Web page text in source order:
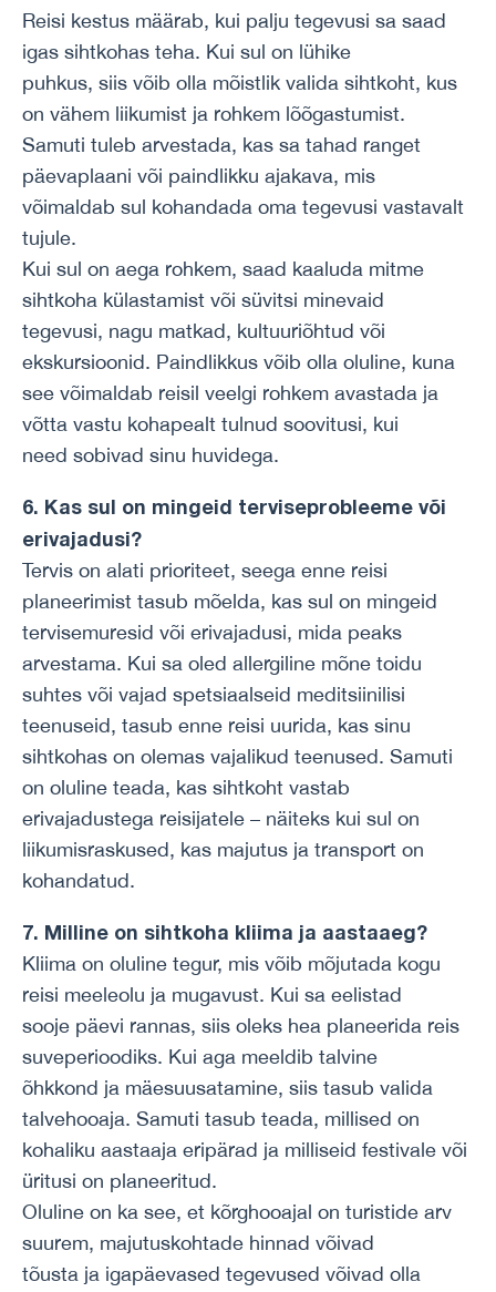
Reisi kestus määrab, kui palju tegevusi sa saad
igas sihtkohas teha. Kui sul on lühike
puhkus, siis võib olla mõistlik valida sihtkoht, kus
on vähem liikumist ja rohkem lõõgastumist.
Samuti tuleb arvestada, kas sa tahad ranget
päevaplaani või paindlikku ajakava, mis
võimaldab sul kohandada oma tegevusi vastavalt
tujule.
Kui sul on aega rohkem, saad kaaluda mitme
sihtkoha külastamist või süvitsi minevaid
tegevusi, nagu matkad, kultuuriõhtud või
ekskursioonid. Paindlikkus võib olla oluline, kuna
see võimaldab reisil veelgi rohkem avastada ja
võtta vastu kohapealt tulnud soovitusi, kui
need sobivad sinu huvidega.
6. Kas sul on mingeid terviseprobleeme või
erivajadusi?
Tervis on alati prioriteet, seega enne reisi
planeerimist tasub mõelda, kas sul on mingeid
tervisemuresid või erivajadusi, mida peaks
arvestama. Kui sa oled allergiline mõne toidu
suhtes või vajad spetsiaalseid meditsiinilisi
teenuseid, tasub enne reisi uurida, kas sinu
sihtkohas on olemas vajalikud teenused. Samuti
on oluline teada, kas sihtkoht vastab
erivajadustega reisijatele – näiteks kui sul on
liikumisraskused, kas majutus ja transport on
kohandatud.
7. Milline on sihtkoha kliima ja aastaaeg?
Kliima on oluline tegur, mis võib mõjutada kogu
reisi meeleolu ja mugavust. Kui sa eelistad
sooje päevi rannas, siis oleks hea planeerida reis
suveperioodiks. Kui aga meeldib talvine
õhkkond ja mäesuusatamine, siis tasub valida
talvehooaja. Samuti tasub teada, millised on
kohaliku aastaaja eripärad ja milliseid festivale või
üritusi on planeeritud.
Oluline on ka see, et kõrghooajal on turistide arv
suurem, majutuskohtade hinnad võivad
tõusta ja igapäevased tegevused võivad olla